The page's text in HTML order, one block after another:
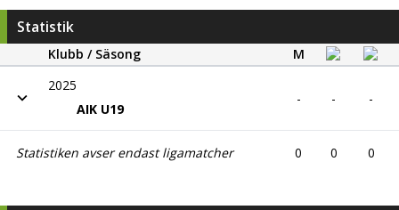
Statistik
Klubb / Säsong
M
2025
AIK U19
- - -
Statistiken avser endast ligamatcher 0 0 0